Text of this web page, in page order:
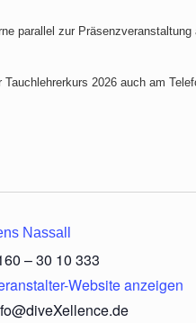
parallel zur
2026 auch am
Nassall
– 30 10 333
Website anzeigen